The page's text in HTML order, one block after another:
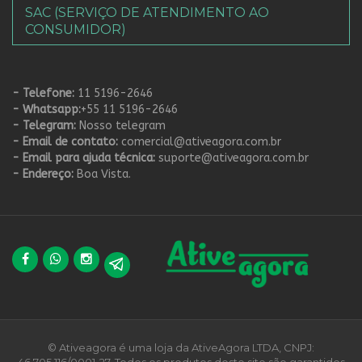
SAC (SERVIÇO DE ATENDIMENTO AO
CONSUMIDOR)
- Telefone: 11 5196-2646
- Whatsapp:+55 11 5196-2646
- Telegram: Nosso telegram
- Email de contato: comercial@ativeagora.com.br
- Email para ajuda técnica: suporte@ativeagora.com.br
- Endereço: Boa Vista.
© Ativeagora é uma loja da AtiveAgora LTDA, CNPJ: